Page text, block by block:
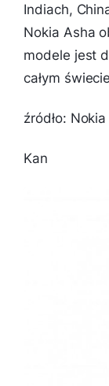
Indiach,
Nokia Asha
modele jest
całym
źródło: Nokia
Kan